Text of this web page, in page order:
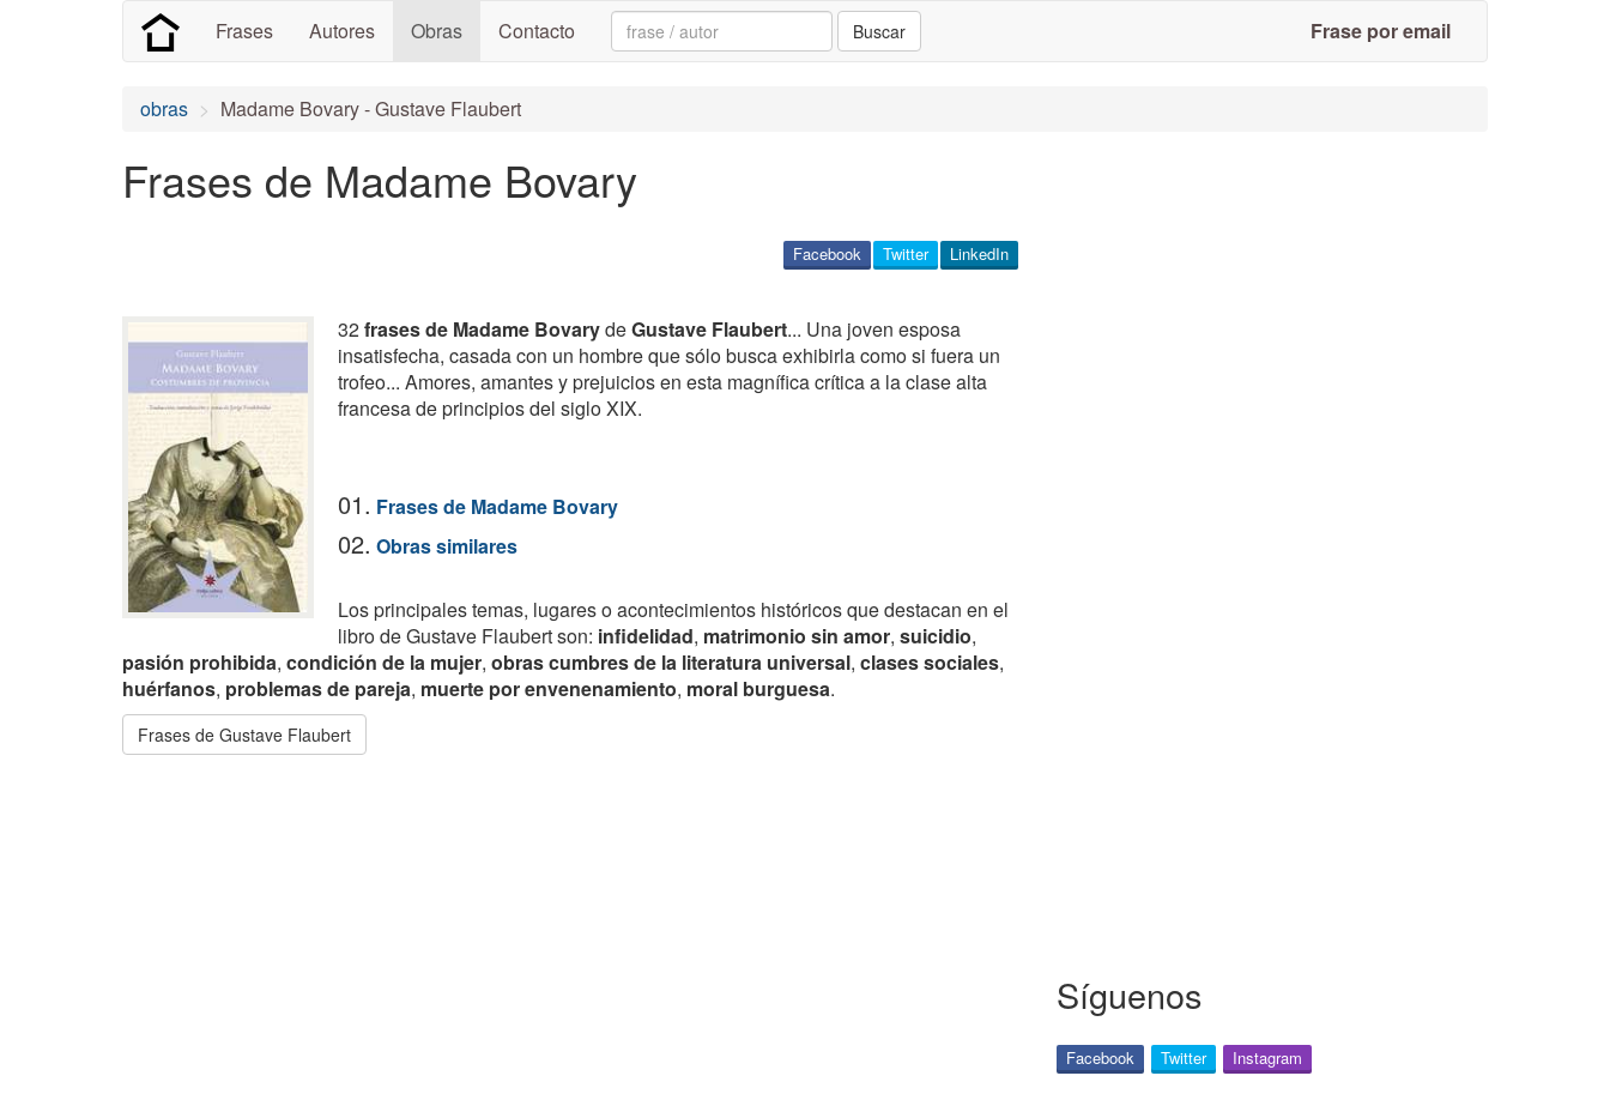
Frases Autores Obras Contacto Search: Buscar Frase por email
obras Madame Bovary - Gustave Flaubert
Frases de Madame Bovary
LinkedIn
Twitter
Facebook
32frases de Madame BovarydeGustave Flaubert... Una joven esposa
insatisfecha, casada con un hombre que sólo busca exhibirla como si fuera un
trofeo... Amores, amantes y prejuicios en esta magnífica crítica a la clase alta
francesa de principios del siglo XIX.
01. Frases de Madame Bovary
02. Obras similares
Los principales temas, lugares o acontecimientos históricos que destacan en el
libro de Gustave Flaubert son: infidelidad, matrimonio sin amor, suicidio,
pasión prohibida, condición de la mujer, obras cumbres de la literatura universal, clases sociales,
huérfanos, problemas de pareja, muerte por envenenamiento, moral burguesa.
Frases de Gustave Flaubert
Síguenos
Facebook Twitter Instagram